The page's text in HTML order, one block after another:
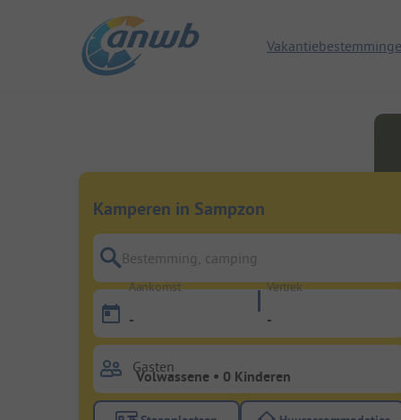
Kamperen in Sampzon
Bestemming, camping
Aankomst
-
Vertrek
-
Gasten